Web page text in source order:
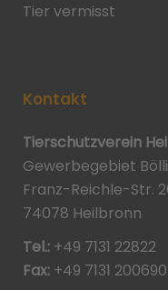
Tier vermisst
Kontakt
Tierschutzverein
Gewerbegebiet
Franz-Reichle-Str.
74078 Heilbronn
Tel.: +49 7131 22822
Fax: +49 7131 200690